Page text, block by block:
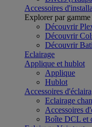
Accessoires
Explorer par gamme
Découvrir
Découvrir
Découvrir
Eclairage
Applique et hublot
Applique
Hublot
Accessoires
Eclairage
Accessoires
Boîte DCL et